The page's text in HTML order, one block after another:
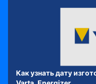
Как узнать дату